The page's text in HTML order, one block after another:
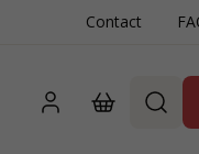
Contact